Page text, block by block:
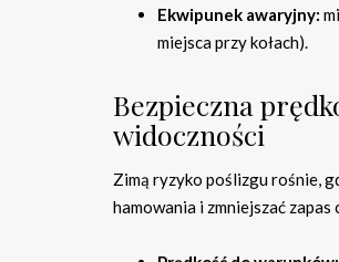
Ekwipunek awaryjny:
miejsca przy kołach).
Bezpieczna
widoczności
Zimą ryzyko poślizgu rośnie,
hamowania i zmniejszać